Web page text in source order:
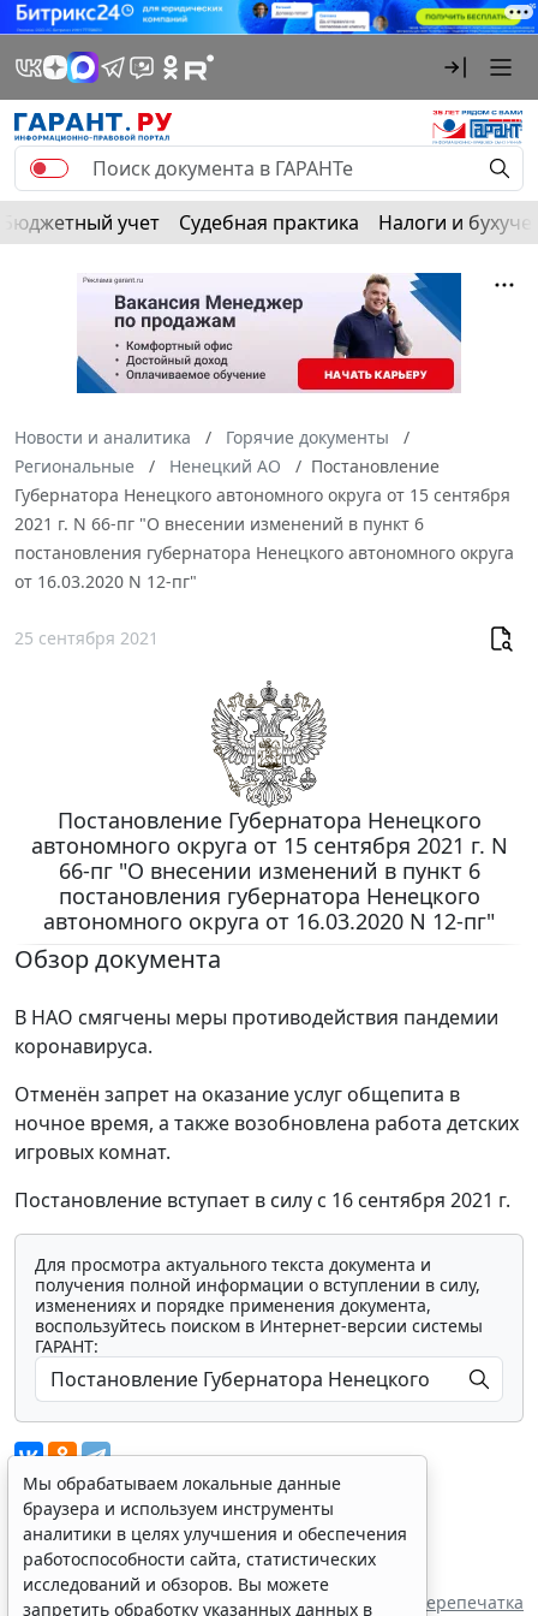
Бюджетный учет Судебная практика Налоги и
Новости и аналитика
Горячие документы
Региональные
Ненецкий АО
Постановление
Губернатора Ненецкого автономного округа от 15 сентября
2021 г. N 66-пг "О внесении изменений в пункт 6
постановления губернатора Ненецкого автономного округа
от 16.03.2020 N 12-пг"
25 сентября 2021
Постановление Губернатора Ненецкого
автономного округа от 15 сентября 2021 г. N
66-пг "О внесении изменений в пункт 6
постановления губернатора Ненецкого
автономного округа от 16.03.2020 N 12-пг"
Обзор документа
В НАО смягчены меры противодействия пандемии
коронавируса.
Отменён запрет на оказание услуг общепита в
ночное время, а также возобновлена работа детских
игровых комнат.
Постановление вступает в силу с 16 сентября 2021 г.
Для просмотра актуального текста документа и
получения полной информации о вступлении в силу,
изменениях и порядке применения документа,
воспользуйтесь поиском в Интернет-версии системы
ГАРАНТ:
Показать все материалы
Источник:
Губернатор Ненецкого автономного округа
Перепечатка
Мы обрабатываем локальные данные
браузера и используем инструменты
аналитики в целях улучшения и обеспечения
работоспособности сайта, статистических
исследований и обзоров. Вы можете
запретить обработку указанных данных в